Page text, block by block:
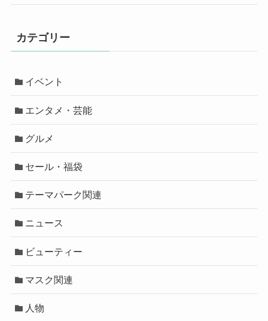
カテゴリー
イベント
エンタメ・芸能
グルメ
セール・福袋
テーマパーク関連
ニュース
ビューティー
マスク関連
人物